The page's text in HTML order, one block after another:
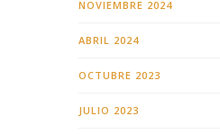
NOVIEMBRE 2024
ABRIL 2024
OCTUBRE 2023
JULIO 2023